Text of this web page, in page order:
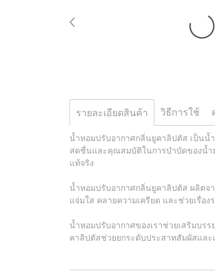
รายละเอียดสินค้า วิธีการใช้
น้ำหอมปรับอากาศกลิ่นยูคาลิปตัส เป็นน้
สดชื่นและคุณสมบัติในการบำบัดของน้ำ
แท้จริง
น้ำหอมปรับอากาศกลิ่นยูคาลิปตัส ผลิตจ
แจ่มใส คลายความเครียด และช่วยเรื่อ
น้ำหอมปรับอากาศของเราช่วยเสริมบ
คาลิปตัสช่วยยกระดับประสาทสัมผัสแล